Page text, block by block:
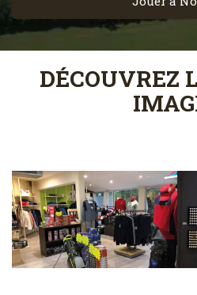
DÉCOUVREZ